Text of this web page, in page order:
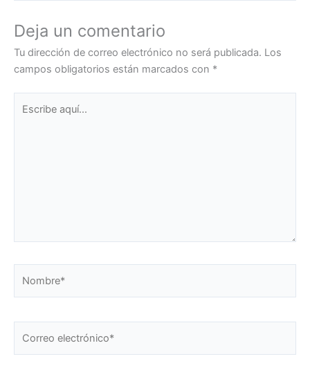
Deja un comentario
Tu dirección de correo electrónico no será publicada. Los
campos obligatorios están marcados con *
aquí...
electrónico*